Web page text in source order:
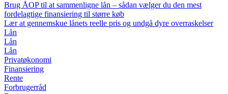
Brug ÅOP til at sammenligne lån – sådan vælger du den mest
fordelagtige finansiering til større køb
Lær at gennemskue lånets reelle pris og undgå dyre overraskelser
Lån
Lån
Lån
Privatøkonomi
Finansiering
Rente
Forbrugerråd